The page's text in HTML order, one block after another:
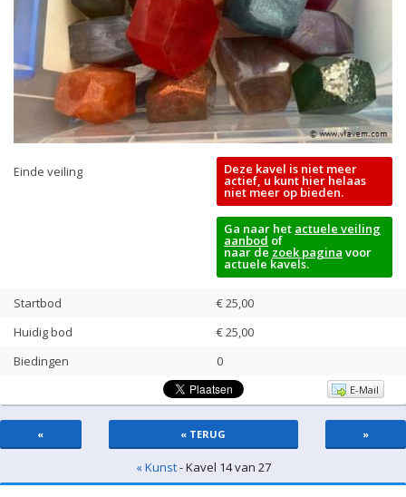
Einde veiling Deze kavel is niet meer
actief, u kunt hier helaas
niet meer op bieden.
Ga naar het actuele veiling
aanbod of
naar de zoek pagina voor
actuele kavels.
Startbod
€ 25,00
Huidig bod
€25,00
Biedingen
0
E-Mail
« « TERUG »
« Kunst- Kavel 14 van 27